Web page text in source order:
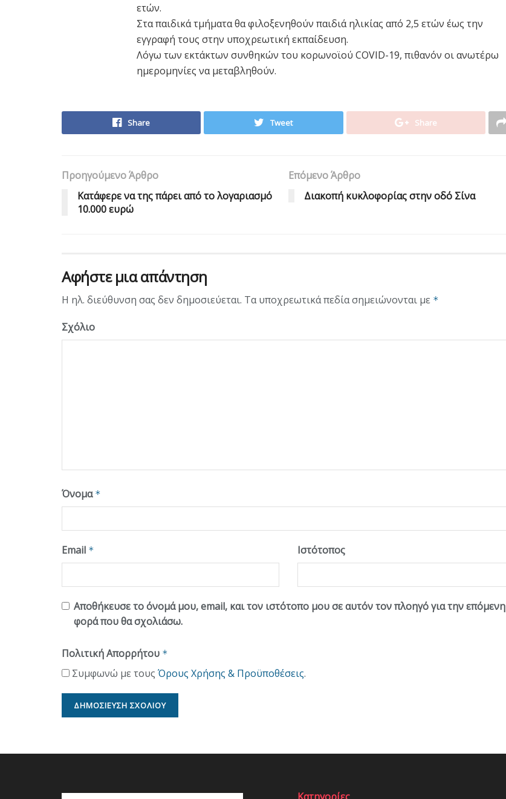
ετών.
Στα παιδικά τμήματα θα φιλοξενηθούν παιδιά ηλικίας από 2,5 ετών έως την
εγγραφή τους στην υποχρεωτική εκπαίδευση.
Λόγω των εκτάκτων συνθηκών του κορωνοϊού COVID-19, πιθανόν οι ανωτέρω
ημερομηνίες να μεταβληθούν.
Share Tweet Share
Προηγούμενο Άρθρο
Κατάφερε να της πάρει από το λογαριασμό
10.000 ευρώ
Επόμενο Άρθρο
Διακοπή κυκλοφορίας στην οδό Σίνα
Αφήστε μια απάντηση
Η ηλ. διεύθυνση σας δεν δημοσιεύεται. Τα υποχρεωτικά πεδία σημειώνονται με *
Σχόλιο
Όνομα *
Email * Ιστότοπος
Αποθήκευσε το όνομά μου, email, και τον ιστότοπο μου σε αυτόν τον πλοηγό για την επόμενη
φορά που θα σχολιάσω.
Πολιτική Απορρήτου *
Συμφωνώ με τους Όρους Χρήσης & Προϋποθέσεις.